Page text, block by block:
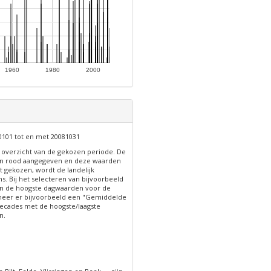
1960 1980 2000
tot en met 20081031
van de gekozen periode. De
aangegeven en deze waarden
gekozen, wordt de landelijk
Bij het selecteren van bijvoorbeeld
hoogste dagwaarden voor de
er bijvoorbeeld een "Gemiddelde
met de hoogste/laagste